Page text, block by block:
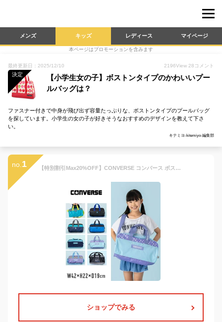
メンズ キッズ レディース マイページ
本ページはプロモーションを含みます
最終更新日：2025/12/10 2196View 28 コメント
決定
【小学生女の子】ボストンタイプのかわいいプー
ルバッグは？
ファスナー付きで中身が飛び出ず容量たっぷりな、ボストンタイプのプールバッグ
を探しています。小学生の女の子が好きそうなおすすめのデザインを教えて下さ
い。
キテミヨ-kitemiyo-編集部
no. 1 【特別割引Max20%OFF】CONVERSE コンバース ボストンバッグ 2WAY ショルダー プールバッグ スイムバッグ スポーツバッグ スイミングバッグ 水泳バッグ 男子男の子 女子女の子 子供 キッズ 小学生中学生 小学校中学校 分けて収納 レジャー 通学 旅行 トラベル
ショップでみる